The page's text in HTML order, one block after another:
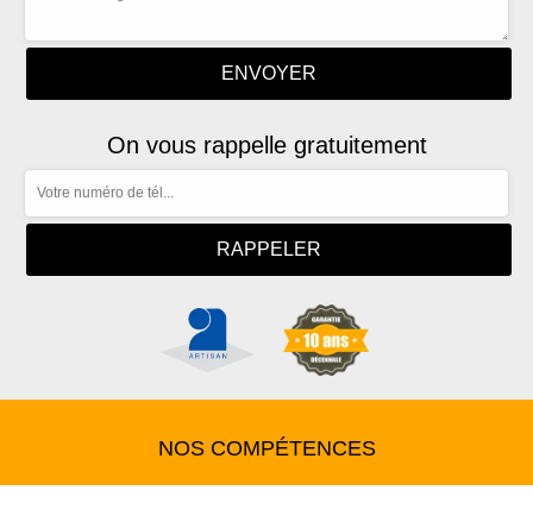
On vous rappelle gratuitement
NOS COMPÉTENCES